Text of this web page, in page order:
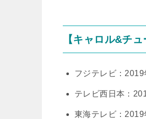
【キャロル&チ
フジテレビ：
テレビ西日本：
東海テレビ：